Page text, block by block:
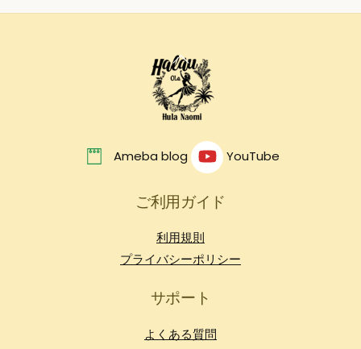
Back
To
Top
Ameba blog YouTube
ご利用ガイド
利用規則
プライバシーポリシー
サポート
よくある質問